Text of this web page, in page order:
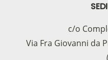
c/o
Via Fra Giovanni da